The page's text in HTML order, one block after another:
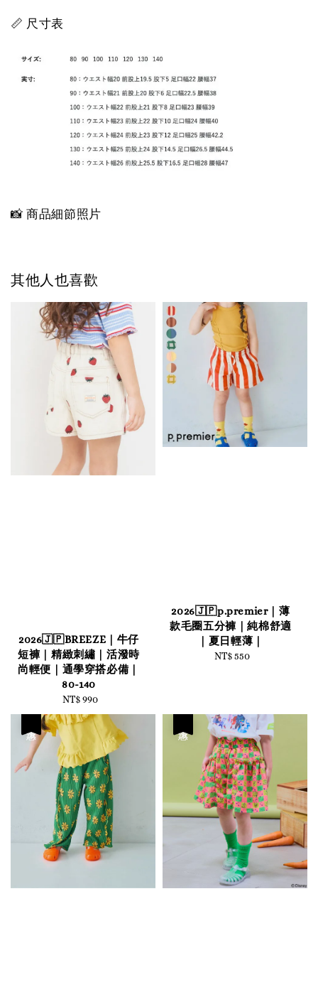
📏 尺寸表
📸 商品細節照片
其他人也喜歡
2026🇯🇵BREEZE｜牛仔
短褲｜精緻刺繡｜活潑時
尚輕便｜通學穿搭必備｜
80-140
Regular
price
NT$ 990
2026🇯🇵p.premier｜薄
款毛圈五分褲｜純棉舒適
｜夏日輕薄｜
Regular
NT$ 550